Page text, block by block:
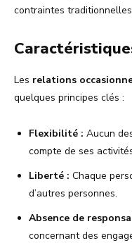
contraintes
Les relations
quelques principes clés :
Flexibilité : Aucun
compte de ses
Liberté : Chaque
d’autres personnes.
Absence de
concernant des